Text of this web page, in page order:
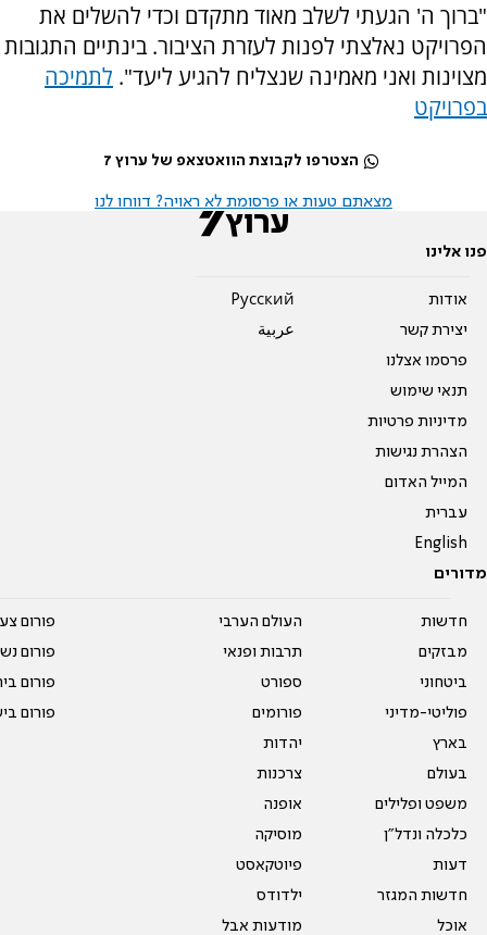
"ברוך ה' הגעתי לשלב מאוד מתקדם וכדי להשלים את
הפרויקט נאלצתי לפנות לעזרת הציבור. בינתיים התגובות
מצוינות ואני מאמינה שנצליח להגיע ליעד". לתמיכה
בפרויקט
הצטרפו לקבוצת הוואטצאפ של ערוץ 7
מצאתם טעות או פרסומת לא ראויה? דווחו לנו
פנו אלינו
אודות
יצירת קשר
פרסמו אצלנו
תנאי שימוש
מדיניות פרטיות
הצהרת נגישות
המייל האדום
עברית
English
Pусский
عربية
מדורים
חדשות
מבזקים
ביטחוני
פוליטי-מדיני
בארץ
בעולם
משפט ופלילים
כלכלה ונדל"ן
דעות
חדשות המגזר
אוכל
העולם הערבי
תרבות ופנאי
ספורט
פורומים
יהדות
צרכנות
אופנה
מוסיקה
פיוטקאסט
ילדודס
מודעות אבל
פורום
פורום
פורום
פורום